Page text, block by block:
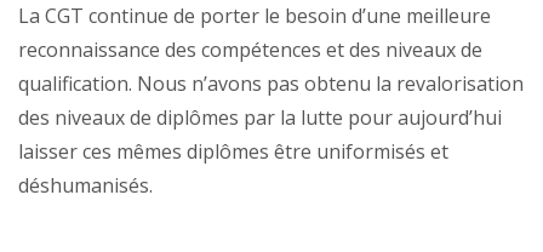
La CGT continue de porter le besoin d’une meilleure
reconnaissance des compétences et des niveaux de
qualification. Nous n’avons pas obtenu la revalorisation
des niveaux de diplômes par la lutte pour aujourd’hui
laisser ces mêmes diplômes être uniformisés et
déshumanisés.